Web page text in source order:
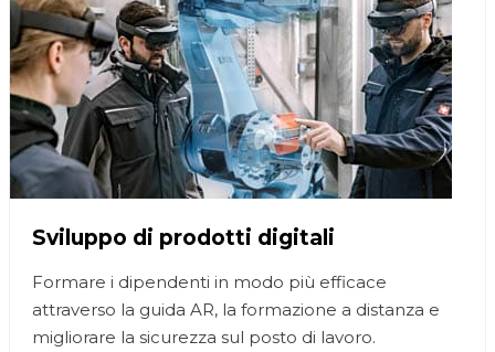
Sviluppo di prodotti digitali
Formare i dipendenti in modo più efficace
attraverso la guida AR, la formazione a distanza e
migliorare la sicurezza sul posto di lavoro.